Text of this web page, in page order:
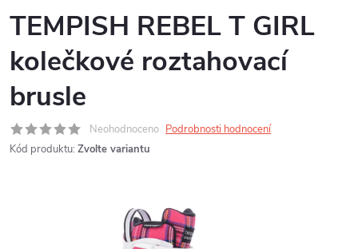
TEMPISH REBEL T GIRL
kolečkové roztahovací
brusle
Neohodnoceno Podrobnosti hodnocení
Kód produktu: Zvolte variantu